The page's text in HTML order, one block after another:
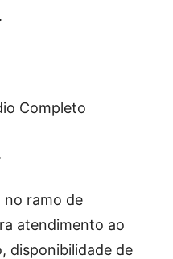
Completo
no ramo de
atendimento ao
disponibilidade de